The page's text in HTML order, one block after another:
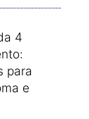
4
para
e